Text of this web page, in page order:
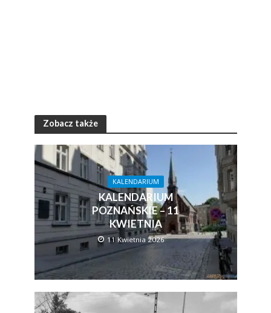
Zobacz także
KALENDARIUM
KALENDARIUM
POZNAŃSKIE – 11
KWIETNIA
11 Kwietnia 2026